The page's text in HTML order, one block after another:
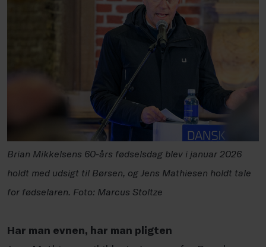
Brian Mikkelsens 60-års fødselsdag blev i januar 2026
holdt med udsigt til Børsen, og Jens Mathiesen holdt tale
for fødselaren. Foto: Marcus Stoltze
Har man evnen, har man pligten